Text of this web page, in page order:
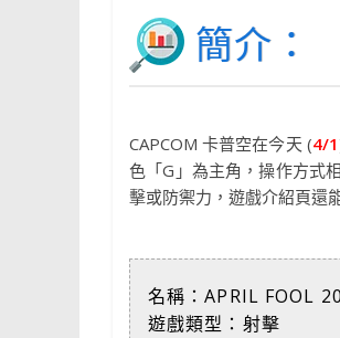
簡介：
CAPCOM 卡普空在今天 (4/1
色「G」為主角，操作方式
擊或防禦力，遊戲介紹頁還
名稱：APRIL FOOL
遊戲類型：射擊